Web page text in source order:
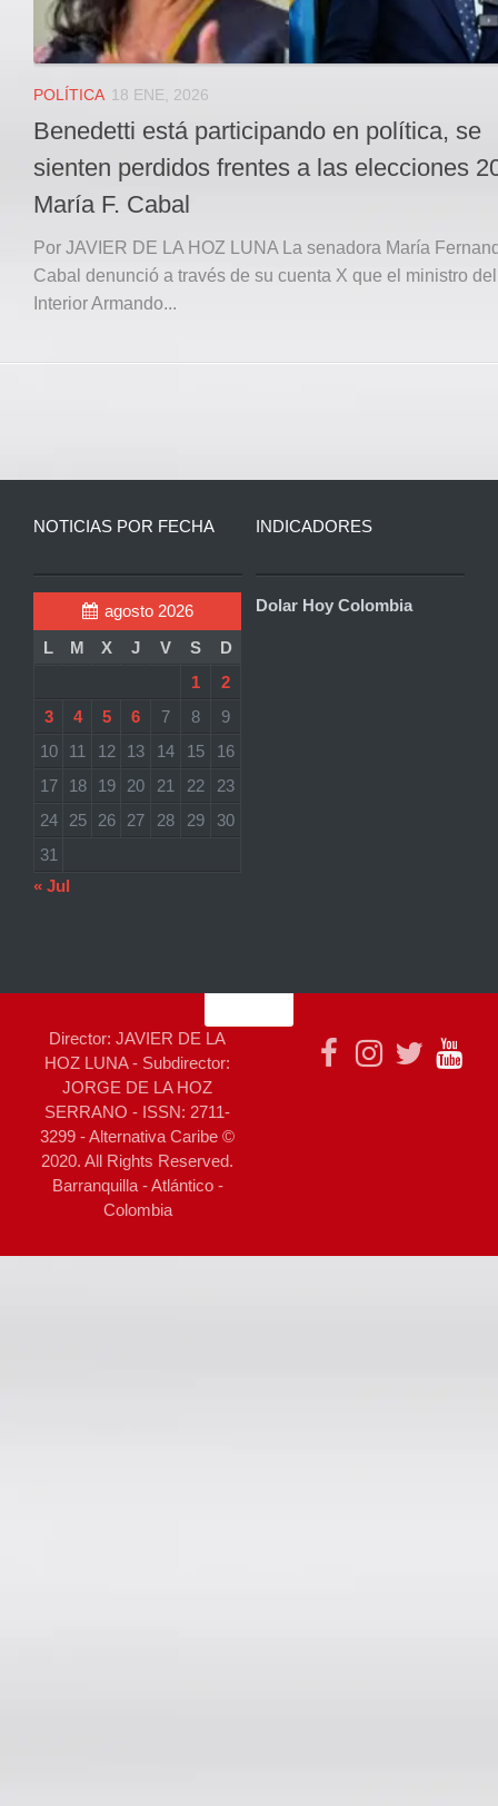
POLÍTICA 18 ENE, 2026
Benedetti está participando en política, se
sienten perdidos frentes a las elecciones
María F. Cabal
Por JAVIER DE LA HOZ LUNA La senadora María
Cabal denunció a través de su cuenta X que el ministro del
Interior Armando...
NOTICIAS POR FECHA
agosto 2026
L
M X J V S
D
1
2
3
4 5 6 7 8
9
10
11 12 13 14 15
16
17
18 19 20 21 22
23
24
25 26 27 28 29
30
31
« Jul
INDICADORES
Dolar Hoy Colombia
Director: JAVIER DE LA
HOZ LUNA - Subdirector:
JORGE DE LA HOZ
SERRANO - ISSN: 2711-
3299 - Alternativa Caribe ©
2020. All Rights Reserved.
Barranquilla - Atlántico -
Colombia